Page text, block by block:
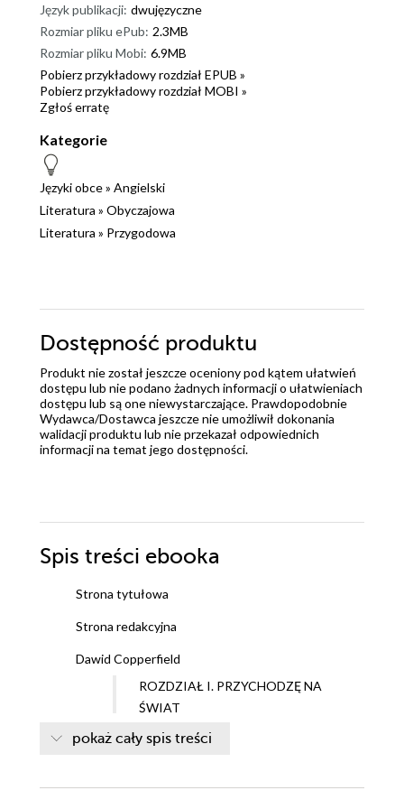
Język publikacji: dwujęzyczne
Rozmiar pliku ePub: 2.3MB
Rozmiar pliku Mobi: 6.9MB
Pobierz przykładowy rozdział EPUB »
Pobierz przykładowy rozdział MOBI »
Zgłoś erratę
Kategorie
Języki obce» Angielski
Literatura » Obyczajowa
Literatura » Przygodowa
Dostępność produktu
Produkt nie został jeszcze oceniony pod kątem ułatwień
dostępu lub nie podano żadnych informacji o ułatwieniach
dostępu lub są one niewystarczające. Prawdopodobnie
Wydawca/Dostawca jeszcze nie umożliwił dokonania
walidacji produktu lub nie przekazał odpowiednich
informacji na temat jego dostępności.
Spis treści ebooka
Strona tytułowa
Strona redakcyjna
Dawid Copperfield
ROZDZIAŁ I. PRZYCHODZĘ NA
ŚWIAT
ROZDZIAŁ II. ZACZYNAM
POJMOWAĆ
pokaż cały spis treści